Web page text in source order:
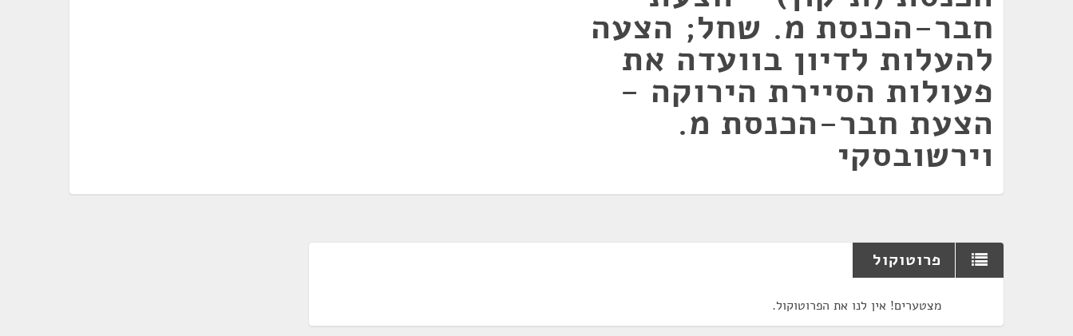
חבר-הכנסת מ. שחל; הצעה
להעלות לדיון בוועדה את
פעולות הסיירת הירוקה -
הצעת חבר-הכנסת מ.
וירשובסקי
פרוטוקול
מצטערים! אין לנו את הפרוטוקול.